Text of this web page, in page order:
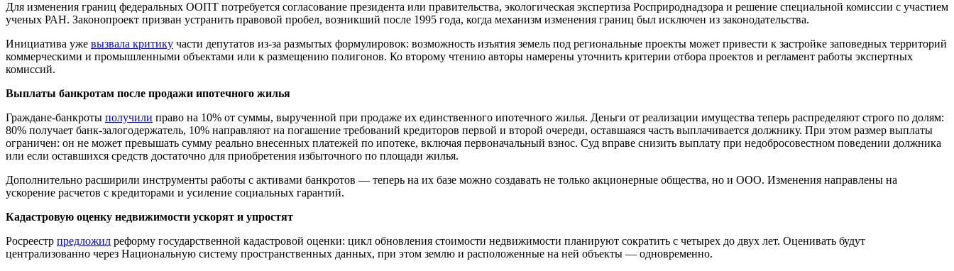
Для изменения границ федеральных ООПТ потребуется согласование президента или правительства, экологическая экспертиза Росприроднадзора и решение специальной комиссии с участием
ученых РАН. Законопроект призван устранить правовой пробел, возникший после 1995 года, когда механизм изменения границ был исключен из законодательства.
Инициатива уже вызвала критику части депутатов из-за размытых формулировок: возможность изъятия земель под региональные проекты может привести к застройке заповедных территорий
коммерческими и промышленными объектами или к размещению полигонов. Ко второму чтению авторы намерены уточнить критерии отбора проектов и регламент работы экспертных
комиссий.
Выплаты банкротам после продажи ипотечного жилья
Граждане-банкроты получили право на 10% от суммы, вырученной при продаже их единственного ипотечного жилья. Деньги от реализации имущества теперь распределяют строго по долям:
80% получает банк-залогодержатель, 10% направляют на погашение требований кредиторов первой и второй очереди, оставшаяся часть выплачивается должнику. При этом размер выплаты
ограничен: он не может превышать сумму реально внесенных платежей по ипотеке, включая первоначальный взнос. Суд вправе снизить выплату при недобросовестном поведении должника
или если оставшихся средств достаточно для приобретения избыточного по площади жилья.
Дополнительно расширили инструменты работы с активами банкротов — теперь на их базе можно создавать не только акционерные общества, но и ООО. Изменения направлены на
ускорение расчетов с кредиторами и усиление социальных гарантий.
Кадастровую оценку недвижимости ускорят и упростят
Росреестр предложил реформу государственной кадастровой оценки: цикл обновления стоимости недвижимости планируют сократить с четырех до двух лет. Оценивать будут
централизованно через Национальную систему пространственных данных, при этом землю и расположенные на ней объекты — одновременно.